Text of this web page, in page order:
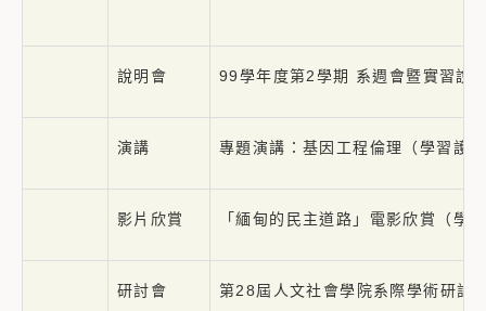
說明會 99學年度第2學期 系週會暨實習說
演講 專題演講：基因工程倫理（學習護
影片欣賞 「緬甸的民主道路」電影欣賞（學
研討會 第28屆人文社會學院系際學術研討